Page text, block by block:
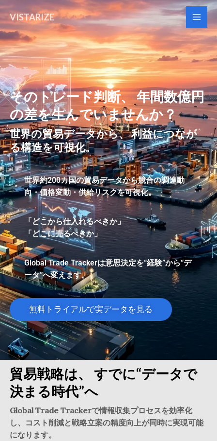
内
容
を
ス
キ
ッ
プ
VISTARIZE
そのトレード判断、 年間数億円
の差を生んでいませんか？
世界の貿易データから、 利益につなが
る構造を可視化。
世界約200カ国の貿易データから競合の調達動
向・価格変動・供給リスクを可視化。
「どこから仕入れるべきか」
「どこに売るべきか」
Global Trade Trackerは意思決定を“経験”から“デ
ータ”へ変えます。
無料トライアルで実データを見る
貿易戦略は、 すでに“データで
決まる時代”へ
Global Trade Trackerで情報収集プロセスを効率化
し、コスト削減と戦略立案の精度向上が同時に実現可能
になります。